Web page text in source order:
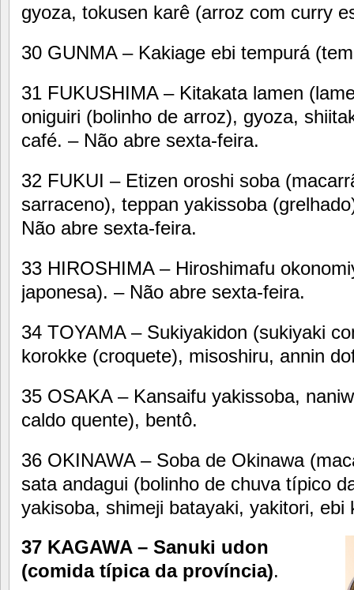
gyoza, tokusen karê (arroz com curry
30 GUNMA – Kakiage ebi tempurá
31 FUKUSHIMA – Kitakata lamen
oniguiri (bolinho de arroz), gyoza,
café. – Não abre sexta-feira.
32 FUKUI – Etizen oroshi soba
sarraceno), teppan yakissoba
Não abre sexta-feira.
33 HIROSHIMA – Hiroshimafu
japonesa). – Não abre sexta-feira.
34 TOYAMA – Sukiyakidon (sukiyaki
korokke (croquete), misoshiru, annin
35 OSAKA – Kansaifu yakissoba,
caldo quente), bentô.
36 OKINAWA – Soba de Okinawa
sata andagui (bolinho de chuva típico
yakisoba, shimeji batayaki, yakitori, ebi
37 KAGAWA – Sanuki udon
(comida típica da província).